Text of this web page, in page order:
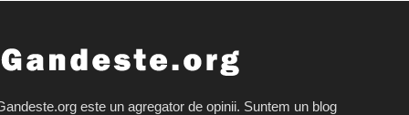
este un agregator de opinii. Suntem un blog